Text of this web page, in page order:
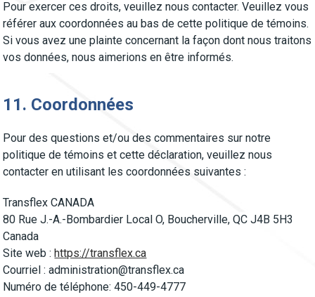
Pour exercer ces droits, veuillez nous contacter. Veuillez vous
référer aux coordonnées au bas de cette politique de témoins.
Si vous avez une plainte concernant la façon dont nous traitons
vos données, nous aimerions en être informés.
11. Coordonnées
Pour des questions et/ou des commentaires sur notre
politique de témoins et cette déclaration, veuillez nous
contacter en utilisant les coordonnées suivantes :
Transflex CANADA
80 Rue J.-A.-Bombardier Local O, Boucherville, QC J4B 5H3
Canada
Site web : https://transflex.ca
Courriel :administration@transflex.ca
Numéro de téléphone: 450-449-4777